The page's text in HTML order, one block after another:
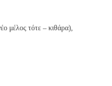
μέλος τότε – κιθάρα),